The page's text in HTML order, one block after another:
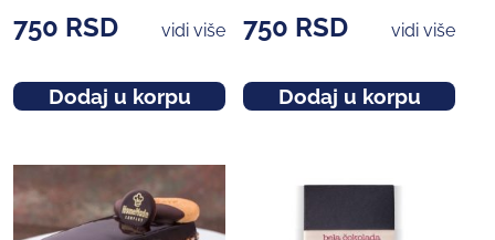
750 RSD vidi više
Dodaj u korpu
750 RSD vidi više
Dodaj u korpu